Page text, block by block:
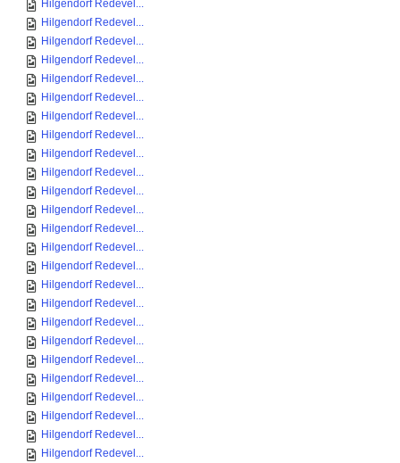
Hilgendorf Redevel...
Hilgendorf Redevel...
Hilgendorf Redevel...
Hilgendorf Redevel...
Hilgendorf Redevel...
Hilgendorf Redevel...
Hilgendorf Redevel...
Hilgendorf Redevel...
Hilgendorf Redevel...
Hilgendorf Redevel...
Hilgendorf Redevel...
Hilgendorf Redevel...
Hilgendorf Redevel...
Hilgendorf Redevel...
Hilgendorf Redevel...
Hilgendorf Redevel...
Hilgendorf Redevel...
Hilgendorf Redevel...
Hilgendorf Redevel...
Hilgendorf Redevel...
Hilgendorf Redevel...
Hilgendorf Redevel...
Hilgendorf Redevel...
Hilgendorf Redevel...
Hilgendorf Redevel...